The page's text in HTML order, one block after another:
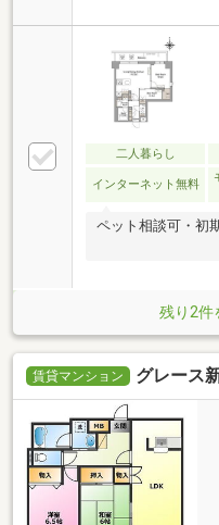
二人暮らし
インターネット無料
ペット相談可・初
残り2件
賃貸マンション グレース